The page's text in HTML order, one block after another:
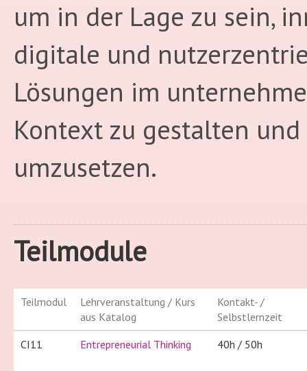
um in der Lage zu sein,
digitale und
Lösungen im
Kontext zu gestalten und
umzusetzen.
Teilmodule
Teilmodul
Lehrveranstaltung / Kurs
aus Katalog
Kontakt- /
Selbstlernzeit
CI11
Entrepreneurial Thinking 40h / 50h